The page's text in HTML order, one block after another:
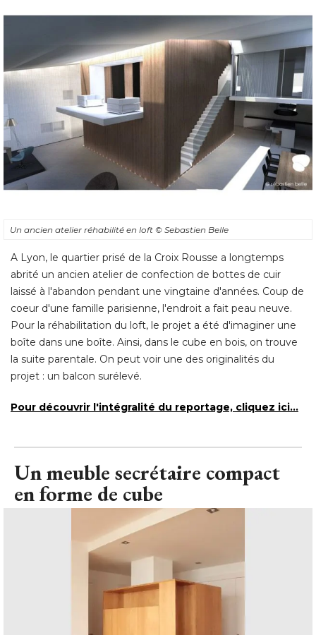
Un ancien atelier réhabilité en loft © Sebastien Belle
A Lyon, le quartier prisé de la Croix Rousse a longtemps
abrité un ancien atelier de confection de bottes de cuir
laissé à l'abandon pendant une vingtaine d'années. Coup de
coeur d'une famille parisienne, l'endroit a fait peau neuve.
Pour la réhabilitation du loft, le projet a été d'imaginer une
boîte dans une boîte. Ainsi, dans le cube en bois, on trouve
la suite parentale. On peut voir une des originalités du
projet : un balcon surélevé.
Pour découvrir l'intégralité du reportage, cliquez ici...
Un meuble secrétaire compact
en forme de cube